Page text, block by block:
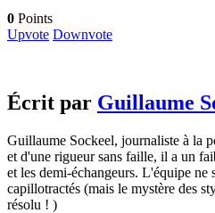
0 Points
Upvote Downvote
Écrit par Guillaume
Guillaume Sockeel, journaliste à la
et d'une rigueur sans faille, il a un
et les demi-échangeurs. L'équipe ne
capillotractés (mais le mystère des
résolu ! )